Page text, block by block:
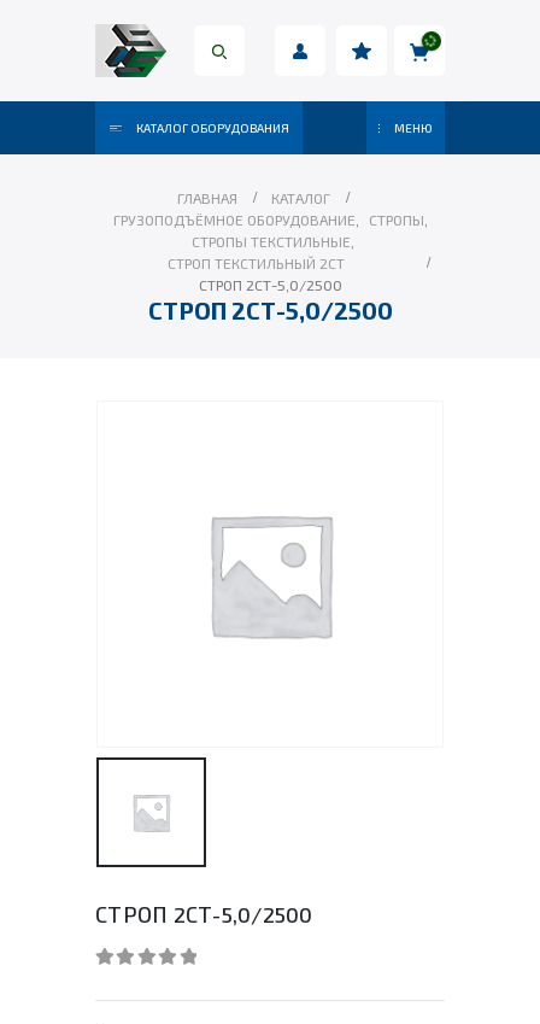
КАТАЛОГ ОБОРУДОВАНИЯ МЕНЮ
ГЛАВНАЯ
КАТАЛОГ
ГРУЗОПОДЪЁМНОЕ ОБОРУДОВАНИЕ
СТРОПЫ
СТРОПЫ ТЕКСТИЛЬНЫЕ
СТРОП ТЕКСТИЛЬНЫЙ 2СТ
СТРОП 2СТ-5,0/2500
СТРОП 2СТ-5,0/2500
СТРОП 2СТ-5,0/2500